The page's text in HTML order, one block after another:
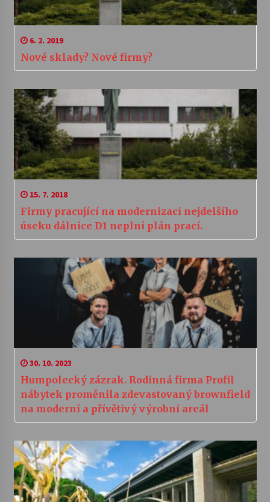
6. 2. 2019
Nové sklady? Nové firmy?
15. 7. 2018
Firmy pracující na modernizaci nejdelšího
úseku dálnice D1 neplní plán prací.
30. 10. 2023
Humpolecký zázrak. Rodinná firma Profil
nábytek proměnila zdevastovaný brownfield
na moderní a přívětivý výrobní areál